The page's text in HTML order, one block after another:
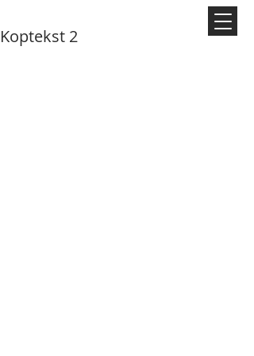
Koptekst 2